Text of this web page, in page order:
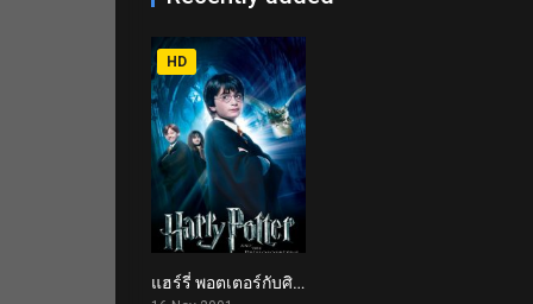
7.6
HD
แฮร์รี่ พอตเตอร์กับศิลาอาถรรพ์ Harry Potter and the Philosopher’s Stone (2001)